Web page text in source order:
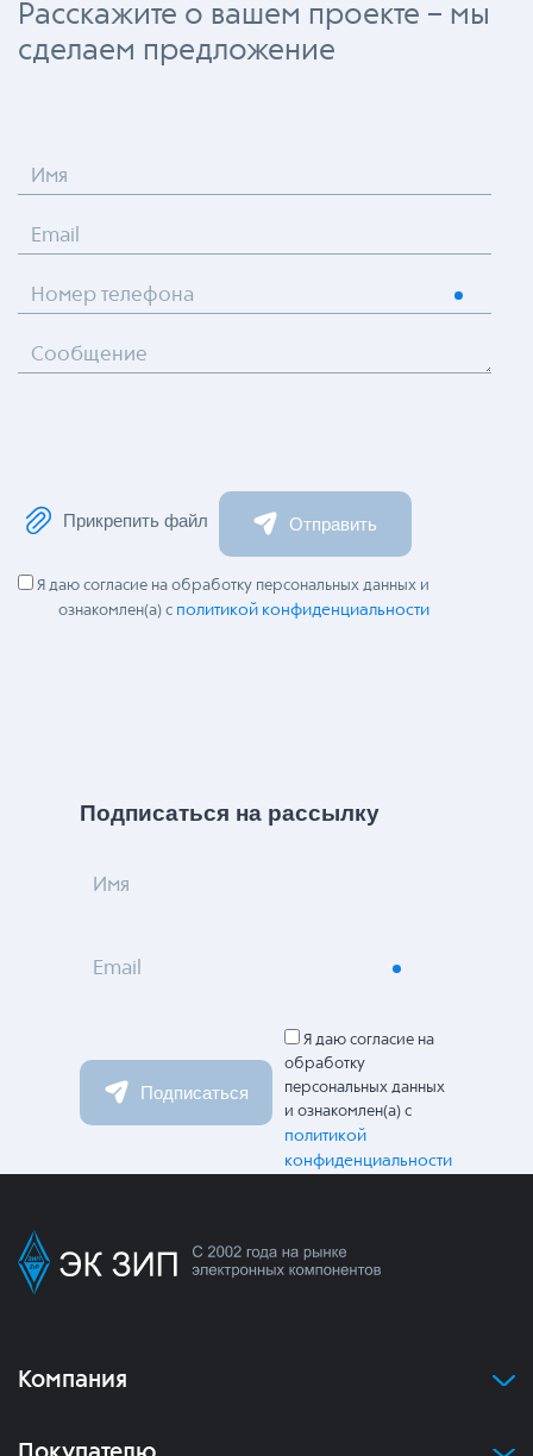
Расскажите о вашем проекте – мы
сделаем предложение
Имя
Email
Номер телефона
Сообщение
Прикрепить файл Отправить
Я даю согласие на обработку персональных данных и
ознакомлен(а) с политикой конфиденциальности
Подписаться на рассылку
Имя
Email
Подписаться
Я даю согласие на
обработку
персональных данных
и ознакомлен(а) с
политикой
конфиденциальности
Компания